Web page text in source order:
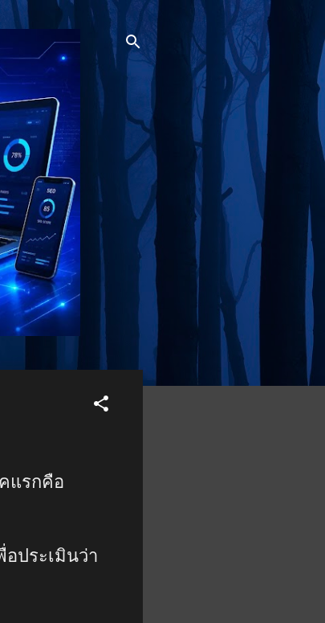
แรกคือ
อประเมินว่า